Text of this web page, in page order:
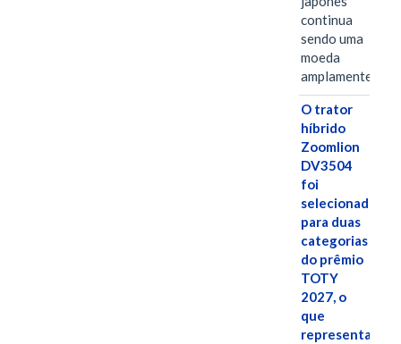
continua
sendo uma
moeda
amplamente…
O trator
híbrido
Zoomlion
DV3504
foi
selecionado
para duas
categorias
do prêmio
TOTY
2027, o
que
representa